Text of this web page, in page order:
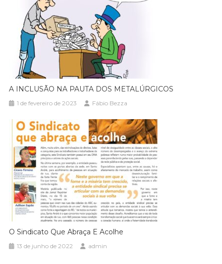
A INCLUSÃO NA PAUTA DOS METALÚRGICOS
1 de fevereiro de 2023 Fábio Bezza
O Sindicato Que Abraça E Acolhe
13 de junho de 2022 admin